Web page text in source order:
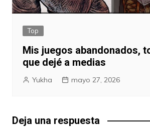
Top
Mis juegos abandonados,
que dejé a medias
Yukha mayo 27, 2026
Deja una respuesta